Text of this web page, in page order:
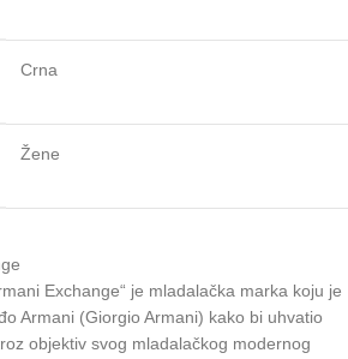
Crna
Žene
Exchange“ je mladalačka marka koju je
Armani (Giorgio Armani) kako bi uhvatio
objektiv svog mladalačkog modernog